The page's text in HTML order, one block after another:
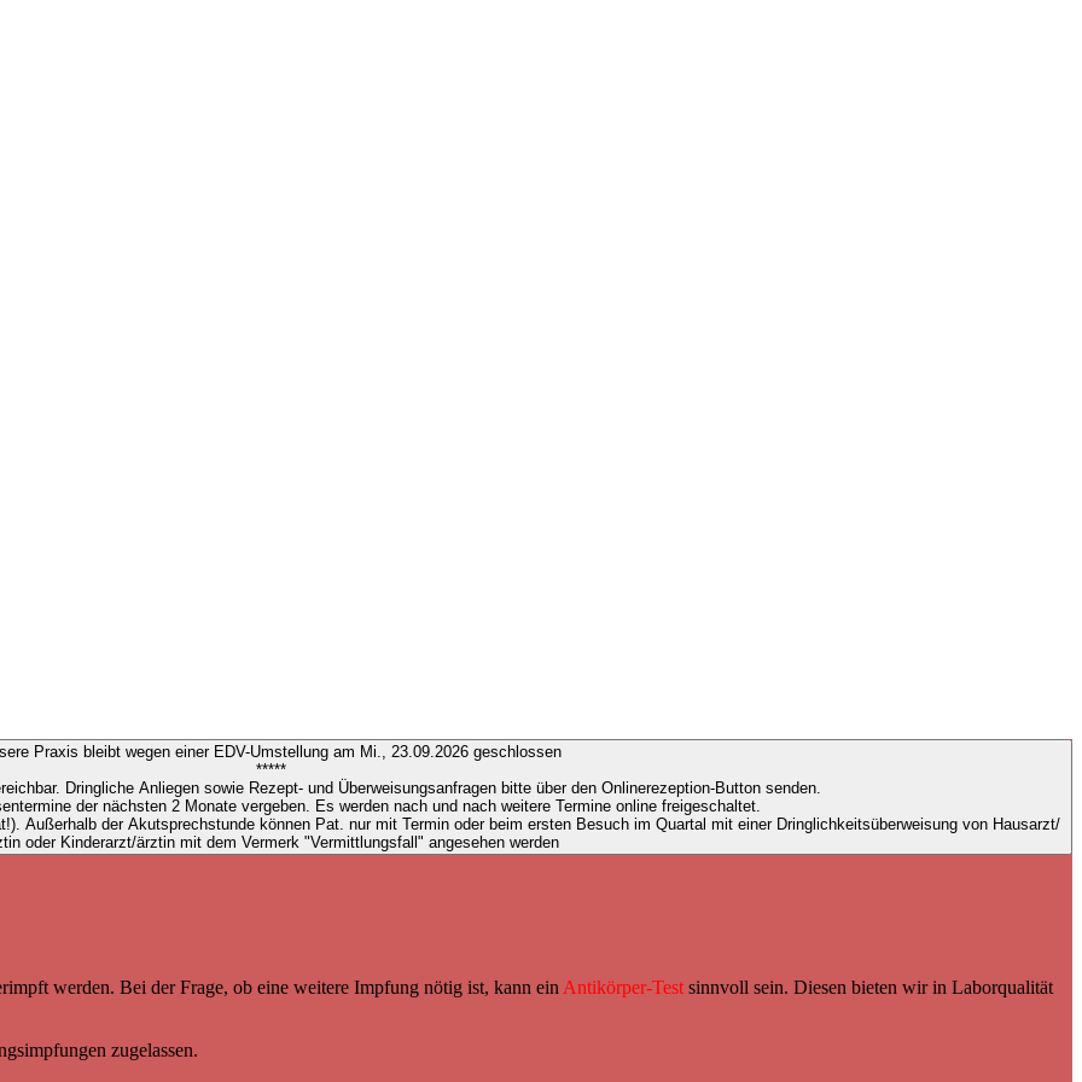
Praxis bleibt wegen einer EDV-Umstellung am Mi., 23.09.2026 geschlossen
*****
Dringliche Anliegen sowie Rezept- und Überweisungsanfragen bitte über den Onlinerezeption-Button senden.
der nächsten 2 Monate vergeben. Es werden nach und nach weitere Termine online freigeschaltet.
oder Kinderarzt/ärztin mit dem Vermerk "Vermittlungsfall" angesehen werden
werden. Bei der Frage, ob eine weitere Impfung nötig ist, kann ein Antikörper-Test sinnvoll sein. Diesen bieten wir in Laborqualität
zugelassen.